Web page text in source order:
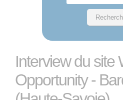
Interview du site
Opportunity -